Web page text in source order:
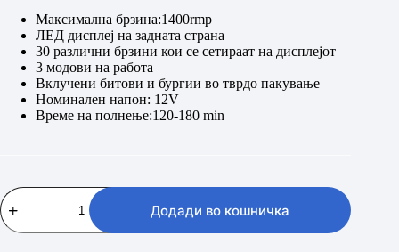
7.990 ден.
4.990 ден.
Максимална брзина:1400rmp
ЛЕД дисплеј на задната страна
30 различни брзини кои се сетираат на дисплејот
3 модови на работа
Вклучени битови и бургии во тврдо пакување
Номинален напон: 12V
Време на полнење:120-180 min
XIAOMI
12V
Max
Додади во кошничка